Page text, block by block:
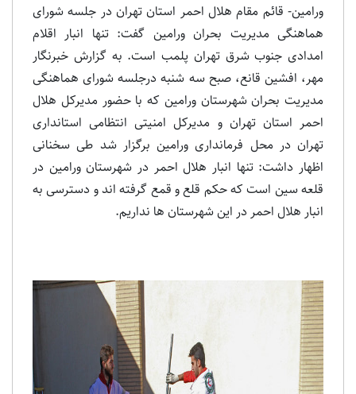
ورامین- قائم مقام هلال احمر استان تهران در جلسه شورای
هماهنگی مدیریت بحران ورامین گفت: تنها انبار اقلام
امدادی جنوب شرق تهران پلمب است. به گزارش خبرنگار
مهر، افشین قانع، صبح سه شنبه درجلسه شورای هماهنگی
مدیریت بحران شهرستان ورامین که با حضور مدیرکل هلال
احمر استان تهران و مدیرکل امنیتی انتظامی استانداری
تهران در محل فرمانداری ورامین برگزار شد طی سخنانی
اظهار داشت: تنها انبار هلال احمر در شهرستان ورامین در
قلعه سین است که حکم قلع و قمع گرفته اند و دسترسی به
انبار هلال احمر در این شهرستان ها نداریم.